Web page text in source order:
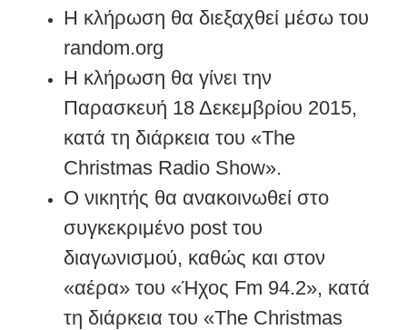
Η κλήρωση θα διεξαχθεί μέσω του
random.org
Η κλήρωση θα γίνει την
Παρασκευή 18 Δεκεμβρίου 2015,
κατά τη διάρκεια του «The
Christmas Radio Show».
Ο νικητής θα ανακοινωθεί στο
συγκεκριμένο post του
διαγωνισμού, καθώς και στον
«αέρα» του «Ήχος Fm 94.2», κατά
τη διάρκεια του «The Christmas